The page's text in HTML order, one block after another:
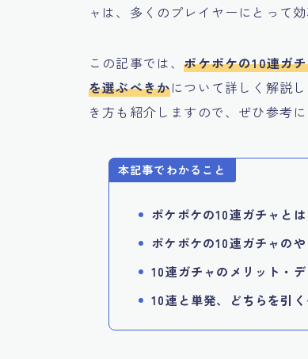
ャは、多くのプレイヤーにとって
この記事では、ポケポケの10連ガ
を選ぶべきかについて詳しく解説
き方も紹介しますので、ぜひ参考に
本記事でわかること
ポケポケの10連ガチャとは
ポケポケの10連ガチャの
10連ガチャのメリット・
10連と単発、どちらを引く